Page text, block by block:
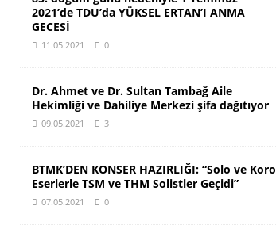
2021’de TDU’da YÜKSEL ERTAN’I ANMA
GECESİ
11.05.2021 0
Dr. Ahmet ve Dr. Sultan Tambağ Aile
Hekimliği ve Dahiliye Merkezi şifa dağıtıyor
09.05.2021 3
BTMK’DEN KONSER HAZIRLIĞI: “Solo ve Koro
Eserlerle TSM ve THM Solistler Geçidi”
07.05.2021 0